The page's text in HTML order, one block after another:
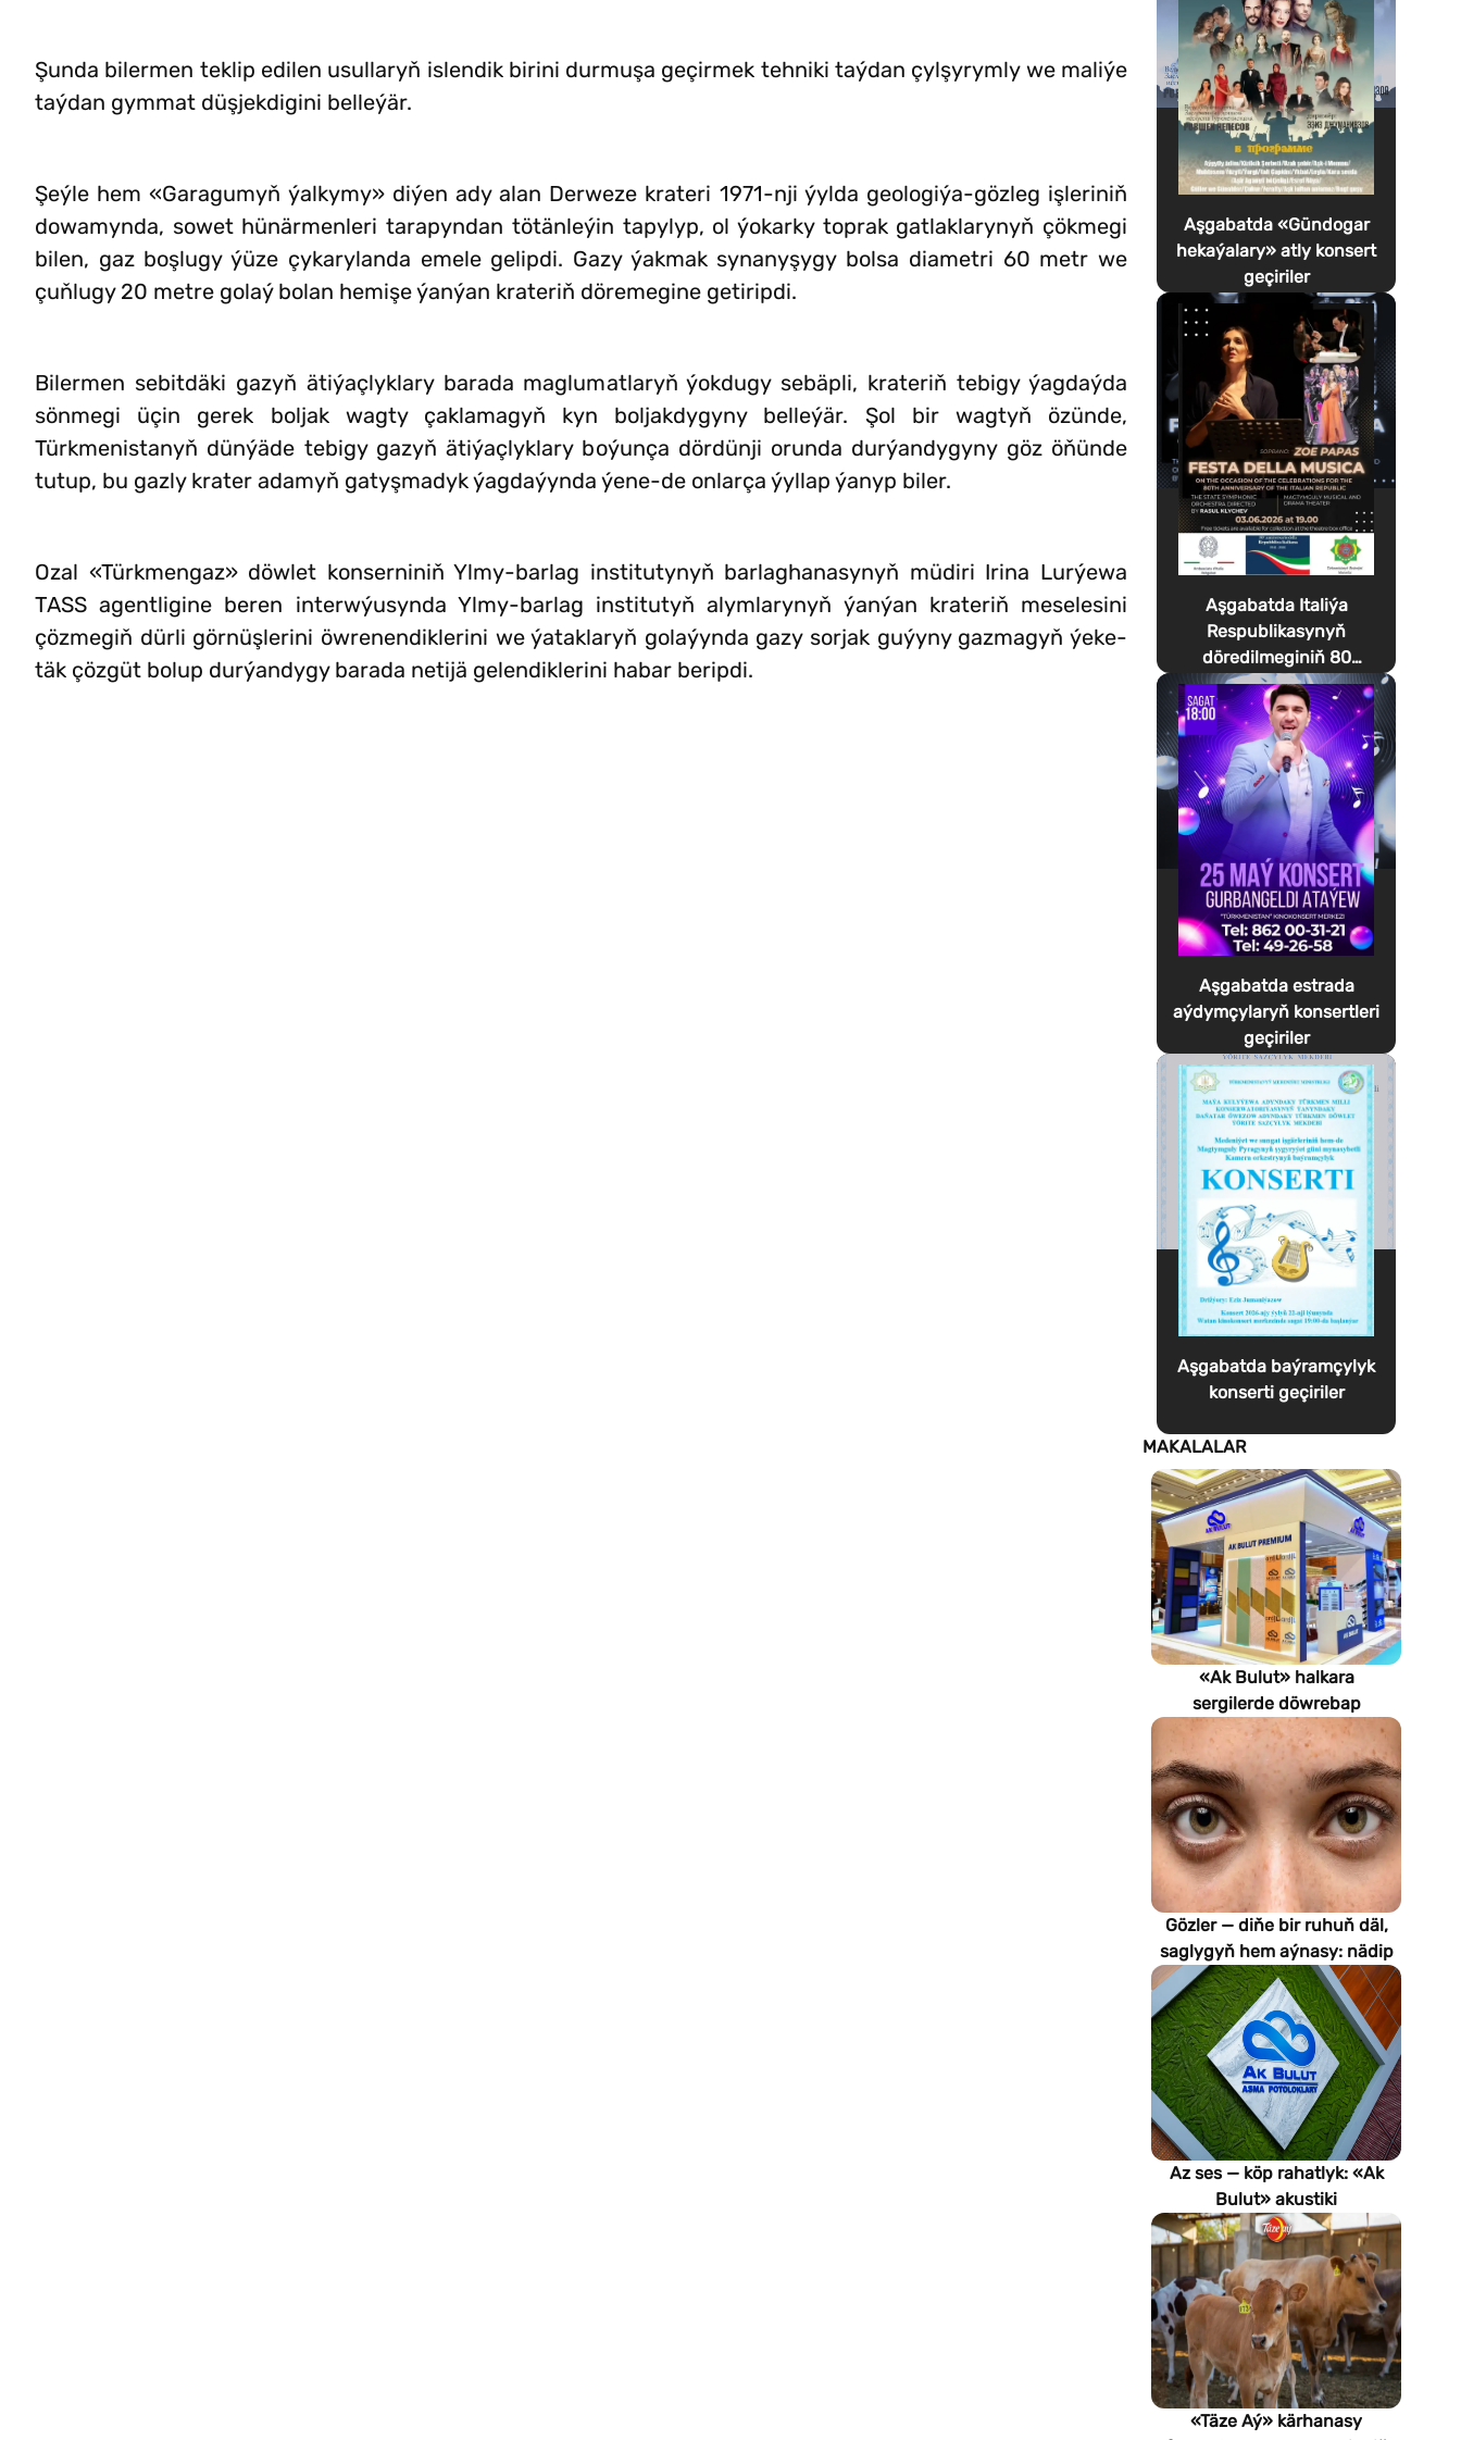
Şunda bilermen teklip edilen usullaryň islendik birini durmuşa geçirmek tehniki taýdan çylşyrymly we maliýe
taýdan gymmat düşjekdigini belleýär.
Şeýle hem «Garagumyň ýalkymy» diýen ady alan Derweze krateri 1971-nji ýylda geologiýa-gözleg işleriniň
dowamynda, sowet hünärmenleri tarapyndan tötänleýin tapylyp, ol ýokarky toprak gatlaklarynyň çökmegi
bilen, gaz boşlugy ýüze çykarylanda emele gelipdi. Gazy ýakmak synanyşygy bolsa diametri 60 metr we
çuňlugy 20 metre golaý bolan hemişe ýanýan krateriň döremegine getiripdi.
Bilermen sebitdäki gazyň ätiýaçlyklary barada maglumatlaryň ýokdugy sebäpli, krateriň tebigy ýagdaýda
sönmegi üçin gerek boljak wagty çaklamagyň kyn boljakdygyny belleýär. Şol bir wagtyň özünde,
Türkmenistanyň dünýäde tebigy gazyň ätiýaçlyklary boýunça dördünji orunda durýandygyny göz öňünde
tutup, bu gazly krater adamyň gatyşmadyk ýagdaýynda ýene-de onlarça ýyllap ýanyp biler.
Ozal «Türkmengaz» döwlet konserniniň Ylmy-barlag institutynyň barlaghanasynyň müdiri Irina Lurýewa
TASS agentligine beren interwýusynda Ylmy-barlag institutyň alymlarynyň ýanýan krateriň meselesini
çözmegiň dürli görnüşlerini öwrenendiklerini we ýataklaryň golaýynda gazy sorjak guýyny gazmagyň ýeke-
täk çözgüt bolup durýandygy barada netijä gelendiklerini habar beripdi.
Aşgabatda «Gündogar
hekaýalary» atly konsert
geçiriler
Aşgabatda Italiýa
Respublikasynyň
döredilmeginiň 80
ýyllygyna bagyşlanan
Festa della Musica
geçirilýär
Aşgabatda estrada
aýdymçylaryň konsertleri
geçiriler
Aşgabatda baýramçylyk
konserti geçiriler
MAKALALAR
«Ak Bulut» halkara
sergilerde döwrebap
gurluşyk çözgütlerini
görkezýär
Gözler — diňe bir ruhuň däl,
saglygyň hem aýnasy: nädip
emeli aň keselleri suratlar
arkaly anyklaýar?
Az ses — köp rahatlyk: «Ak
Bulut» akustiki
potoloklarynyň
artykmaçlyklary
«Täze Aý» kärhanasy